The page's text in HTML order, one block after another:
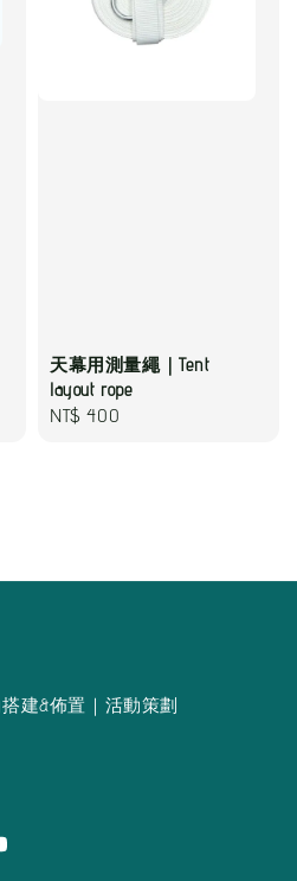
天幕用測量繩｜Tent
layout rope
Regular
NT$ 400
建&佈置｜活動策劃